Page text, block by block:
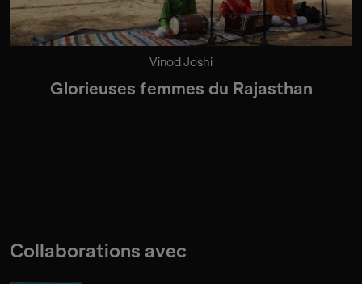
Vinod Joshi
Glorieuses femmes du Rajasthan
Collaborations avec